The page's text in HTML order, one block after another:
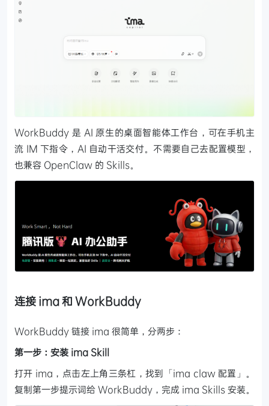
WorkBuddy 是 AI 原生的桌面智能体工作台，可在手机主
流 IM 下指令，AI 自动干活交付。不需要自己去配置模型，
也兼容 OpenClaw 的 Skills。
连接 ima 和 WorkBuddy
WorkBuddy 链接 ima 很简单，分两步：
第一步：安装 ima Skill
打开 ima，点击左上角三条杠，找到「ima claw 配置」。
复制第一步提示词给 WorkBuddy，完成 ima Skills 安装。